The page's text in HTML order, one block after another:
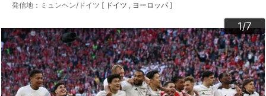
発信地：ミュンヘン/ドイツ [ ドイツ ヨーロッパ ]
1/7
2/7
3/7
4/7
5/7
6/7
7/7